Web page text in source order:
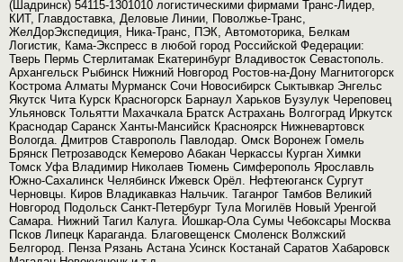
(Шадринск) 54115-1301010 логистическими фирмами Транс-Лидер,
КИТ, Главдоставка, Деловые Линии, Поволжье-Транс,
ЖелДорЭкспедиция, Ника-Транс, ПЭК, Автомоторика, Белкам
Логистик, Кама-Экспресс в любой город Российской Федерации:
Тверь Пермь Стерлитамак Екатеринбург Владивосток Севастополь.
Архангельск Рыбинск Нижний Новгород Ростов-на-Дону Магнитогорск
Кострома Алматы Мурманск Сочи Новосибирск Сыктывкар Энгельс
Якутск Чита Курск Красногорск Барнаул Харьков Бузулук Череповец
Ульяновск Тольятти Махачкала Братск Астрахань Волгоград Иркутск
Краснодар Саранск Ханты-Мансийск Красноярск Нижневартовск
Вологда. Дмитров Ставрополь Павлодар. Омск Воронеж Гомель
Брянск Петрозаводск Кемерово Абакан Черкассы Курган Химки
Томск Уфа Владимир Николаев Тюмень Симферополь Ярославль
Южно-Сахалинск Челябинск Ижевск Орёл. Нефтеюганск Сургут
Черновцы. Киров Владикавказ Нальчик. Таганрог Тамбов Великий
Новгород Подольск Санкт-Петербург Тула Могилёв Новый Уренгой
Самара. Нижний Тагил Калуга. Йошкар-Ола Сумы Чебоксары Москва
Псков Липецк Караганда. Благовещенск Смоленск Волжский
Белгород. Пенза Рязань Астана Усинск Костанай Саратов Хабаровск